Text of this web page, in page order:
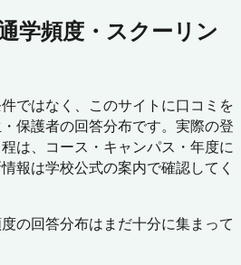
学頻度・スクーリン
ではなく、このサイトに口コミを
保護者の回答分布です。実際の登
は、コース・キャンパス・年度に
報は学校公式の案内で確認してく
の回答分布はまだ十分に集まって